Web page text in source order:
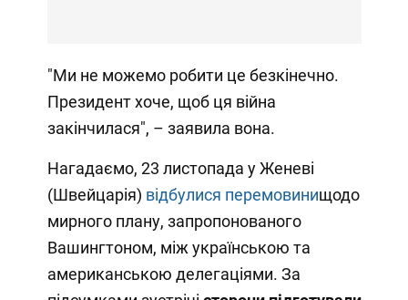
"Ми не можемо робити це безкінечно.
Президент хоче, щоб ця війна
закінчилася", – заявила вона.
Нагадаємо, 23 листопада у Женеві
(Швейцарія) відбулися перемовинищодо
мирного плану, запропонованого
Вашингтоном, між українською та
американською делегаціями. За